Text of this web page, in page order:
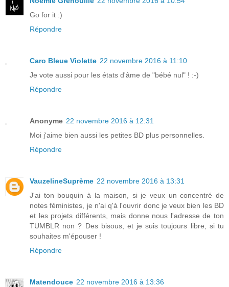
Go for it :)
Répondre
Caro Bleue Violette 22 novembre 2016 à 11:10
Je vote aussi pour les états d'âme de "bébé nul" ! :-)
Répondre
Anonyme 22 novembre 2016 à 12:31
Moi j'aime bien aussi les petites BD plus personnelles.
Répondre
VauzelineSuprème 22 novembre 2016 à 13:31
J'ai ton bouquin à la maison, si je veux un concentré de
notes féministes, je n'ai q'à l'ouvrir donc je veux bien les BD
et les projets différents, mais donne nous l'adresse de ton
TUMBLR non ? Des bisous, et je suis toujours libre, si tu
souhaites m'épouser !
Répondre
Matendouce 22 novembre 2016 à 13:36